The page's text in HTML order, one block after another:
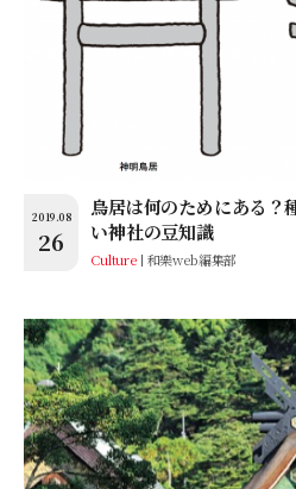
2019.08
26
鳥居は何のためにある？
い神社の豆知識
Culture 和樂web編集部